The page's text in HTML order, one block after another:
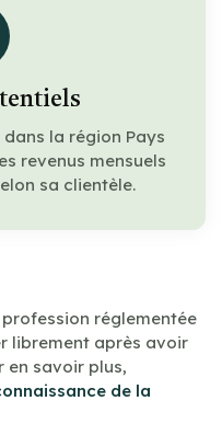
la région Pays
revenus mensuels
sa clientèle.
réglementée
librement après avoir
en savoir plus,
de la